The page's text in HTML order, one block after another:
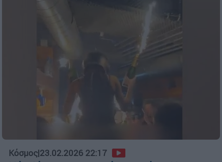
Κόσμος|23.02.2026 22:17